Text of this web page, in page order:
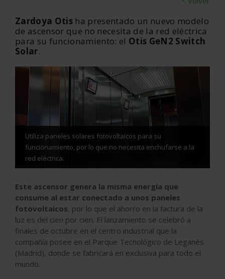
Zardoya Otis ha presentado un nuevo modelo
de ascensor que no necesita de la red eléctrica
para su funcionamiento: el Otis GeN2 Switch
Solar.
Utiliza paneles solares fotovoltaicos para su
funcionamiento, por lo que no necesita enchufarse a la
red eléctrica.
Este ascensor genera la misma energía que
consume al estar conectado a unos paneles
fotovoltaicos, por lo que el ahorro en la factura de la
luz es del cien por cien. El lanzamiento se celebró a
finales de octubre en el centro industrial que la
compañía posee en el Parque Tecnológico de Leganés
(Madrid), donde se fabricará en exclusiva para todo el
mundo.